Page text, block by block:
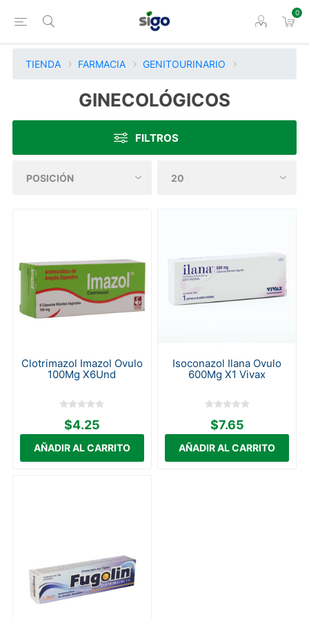
0
TIENDA FARMACIA GENITOURINARIO
GINECOLÓGICOS
FILTROS
Clotrimazol Imazol Ovulo
100Mg X6Und
$4.25
Isoconazol Ilana Ovulo
600Mg X1 Vivax
$7.65